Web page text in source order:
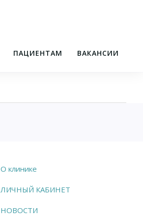
ПАЦИЕНТАМ ВАКАНСИИ
О клинике
ЛИЧНЫЙ КАБИНЕТ
НОВОСТИ